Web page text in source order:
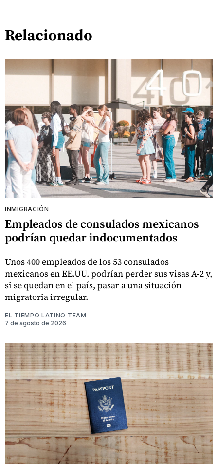
Relacionado
INMIGRACIÓN
Empleados de consulados mexicanos
podrían quedar indocumentados
Unos 400 empleados de los 53 consulados
mexicanos en EE.UU. podrían perder sus visas A-2 y,
si se quedan en el país, pasar a una situación
migratoria irregular.
EL TIEMPO LATINO TEAM
7 de agosto de 2026